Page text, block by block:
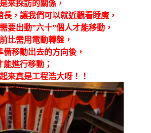
來採訪的關係，
，讓我們可以就近觀看睡魔，
要出動”六十”個人才能移動，
比需用電動轉盤，
備移動出去的方向後，
能進行移動；
來真是工程浩大呀！！